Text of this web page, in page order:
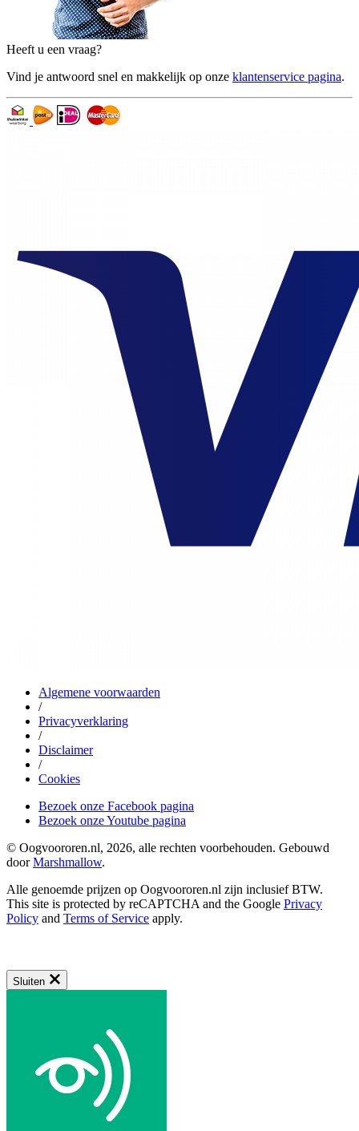
Heeft u een vraag?
Vind je antwoord snel en makkelijk op onze klantenservice pagina.
Algemene voorwaarden
/
Privacyverklaring
/
Disclaimer
/
Cookies
Bezoek onze Facebook pagina
Bezoek onze Youtube pagina
© Oogvoororen.nl, 2026, alle rechten voorbehouden. Gebouwd
doorMarshmallow.
Alle genoemde prijzen op Oogvoororen.nl zijn inclusief BTW.
This site is protected by reCAPTCHA and the Google Privacy
Policy and Terms of Service apply.
Sluiten